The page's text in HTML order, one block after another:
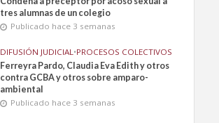
tres alumnas de un colegio
Publicado hace 3 semanas
DIFUSIÓN JUDICIAL•PROCESOS COLECTIVOS
Ferreyra Pardo, Claudia Eva Edith y otros
contra GCBA y otros sobre amparo-
ambiental
Publicado hace 3 semanas